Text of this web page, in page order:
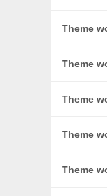
Theme
Theme
Theme
Theme
Theme